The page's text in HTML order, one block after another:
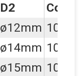
D2 Conf.
ø12mm 10
ø14mm 10
ø15mm 10